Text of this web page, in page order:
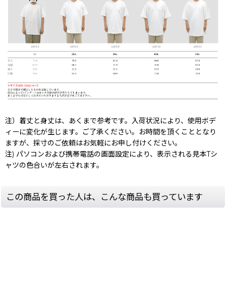
注）着丈と身丈は、あくまで参考です。入荷状況により、使用ボデ
ィーに変化が生じます。ご了承ください。お時間を頂くこととなり
ますが、採寸のご依頼はお気軽にお申し付けください。
注) パソコンおよび携帯電話の画面設定により、表示される見本Tシ
ャツの色合いが左右されます。
この商品を買った人は、こんな商品も買っています